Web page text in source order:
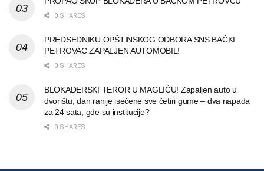
0 SHARES
PREDSEDNIKU OPŠTINSKOG ODBORA SNS BAČKI
PETROVAC ZAPALJEN AUTOMOBIL!
0 SHARES
BLOKADERSKI TEROR U MAGLIĆU! Zapaljen auto u
dvorištu, dan ranije isečene sve četiri gume – dva napada
za 24 sata, gde su institucije?
0 SHARES